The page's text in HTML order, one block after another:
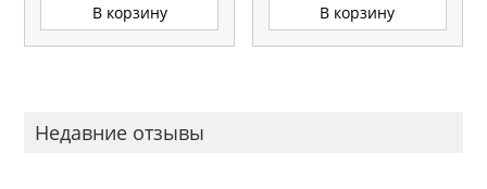
В корзину В корзину
Недавние отзывы